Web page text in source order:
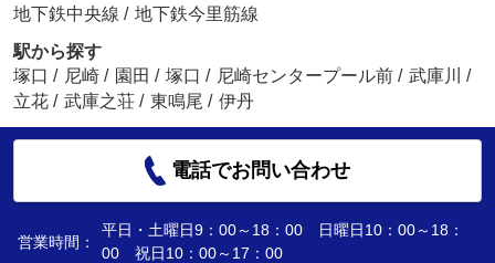
地下鉄中央線 / 地下鉄今里筋線
駅から探す
塚口 / 尼崎 / 園田 / 塚口 / 尼崎センタープール前 / 武庫川
/
立花 / 武庫之荘 / 東鳴尾 / 伊丹
電話でお問い合わせ
営業時間：
平日・土曜日9：00～18：00 日曜日10：00～18：
00 祝日10：00～17：00